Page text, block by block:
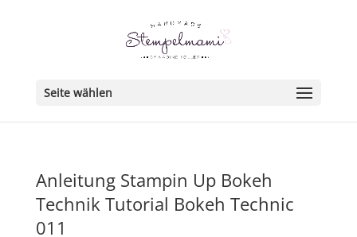
Seite wählen
Anleitung Stampin Up Bokeh
Technik Tutorial Bokeh Technic
011